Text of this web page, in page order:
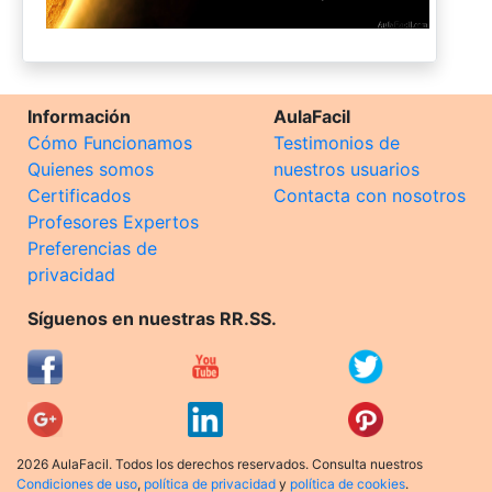
Información
Cómo Funcionamos
Quienes somos
Certificados
Profesores Expertos
Preferencias de
privacidad
AulaFacil
Testimonios de
nuestros usuarios
Contacta con nosotros
Síguenos en nuestras RR.SS.
2026 AulaFacil. Todos los derechos reservados. Consulta nuestros
Condiciones de uso, política de privacidad y política de cookies.